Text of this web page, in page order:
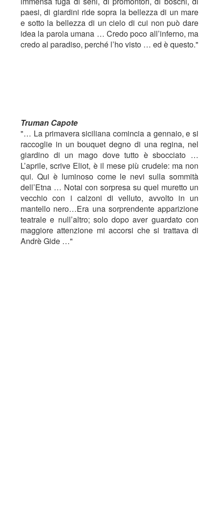
paesi, di giardini ride sopra la bellezza di un mare
e sotto la bellezza di un cielo di cui non può dare
idea la parola umana … Credo poco all’inferno, ma
credo al paradiso, perché l’ho visto … ed è questo."
Truman Capote
"… La primavera siciliana comincia a gennaio, e si
raccoglie in un bouquet degno di una regina, nel
giardino di un mago dove tutto è sbocciato …
L’aprile, scrive Eliot, è il mese più crudele: ma non
qui. Qui è luminoso come le nevi sulla sommità
dell’Etna … Notai con sorpresa su quel muretto un
vecchio con i calzoni di velluto, avvolto in un
mantello nero…Era una sorprendente apparizione
teatrale e null’altro; solo dopo aver guardato con
maggiore attenzione mi accorsi che si trattava di
Andrè Gide …"